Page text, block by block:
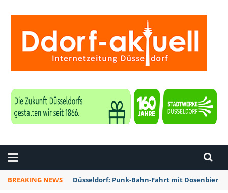
BREAKING NEWS Düsseldorf: Punk-Bahn-Fahrt mit Dosenbier